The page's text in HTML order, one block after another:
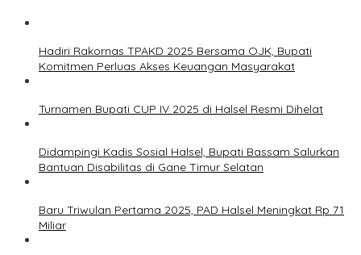
Hadiri Rakornas TPAKD 2025 Bersama OJK, Bupati
Komitmen Perluas Akses Keuangan Masyarakat
Turnamen Bupati CUP IV 2025 di Halsel Resmi Dihelat
Didampingi Kadis Sosial Halsel, Bupati Bassam Salurkan
Bantuan Disabilitas di Gane Timur Selatan
Baru Triwulan Pertama 2025, PAD Halsel Meningkat Rp 71
Miliar